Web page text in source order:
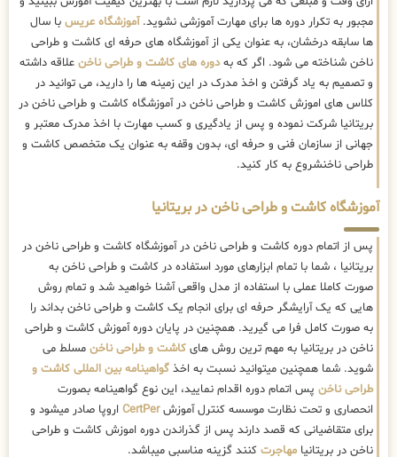
مجبور به تکرار دوره ها برای مهارت آموزشی نشوید.آموزشگاه عریس با سال
ها سابقه درخشان، به عنوان یکی از آموزشگاه های حرفه ای کاشت و طراحی
ناخن شناخته می شود. اگر که بهدوره های کاشت و طراحی ناخن علاقه داشته
و تصمیم به یاد گرفتن و اخذ مدرک در این زمینه ها را دارید، می توانید در
کلاس های اموزش کاشت و طراحی ناخن در آموزشگاه کاشت و طراحی ناخن در
بریتانیا شرکت نموده و پس از یادگیری و کسب مهارت با اخذ مدرک معتبر و
جهانی از سازمان فنی و حرفه ای، بدون وقفه به عنوان یک متخصص کاشت و
طراحی ناخنشروع به کار کنید.
آموزشگاه کاشت و طراحی ناخن در بریتانیا
پس از اتمام دوره کاشت و طراحی ناخن در آموزشگاه کاشت و طراحی ناخن در
بریتانیا ، شما با تمام ابزارهای مورد استفاده در کاشت و طراحی ناخن به
صورت کاملا عملی با استفاده از مدل واقعی آشنا خواهید شد و تمام روش
هایی که یک آرایشگر حرفه ای برای انجام یک کاشت و طراحی ناخن بداند را
به صورت کامل فرا می گیرید. همچنین در پایان دوره آموزش کاشت و طراحی
ناخن در بریتانیا به مهم ترین روش های کاشت و طراحی ناخن مسلط می
شوید. شما همچنین میتوانید نسبت به اخذ گواهینامه بین المللی کاشت و
طراحی ناخن پس اتمام دوره اقدام نمایید، این نوع گواهینامه بصورت
انحصاری و تحت نظارت موسسه کنترل آموزشCertPer اروپا صادر میشود و
برای متقاضیانی که قصد دارند پس از گذراندن دوره اموزش کاشت و طراحی
ناخن در بریتانیا مهاجرت کنند گزینه مناسبی میباشد.